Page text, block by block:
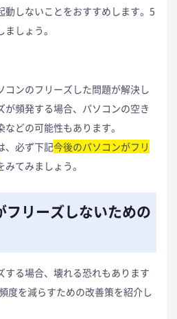
動しないことをおすすめします。5
しょう。
コンのフリーズした問題が解決し
が頻発する場合、パソコンの空き
どの可能性もあります。
、必ず下記今後のパソコンがフリ
みてみましょう。
フリーズしないための
する場合、壊れる恐れもあります
度を減らすための改善策を紹介し